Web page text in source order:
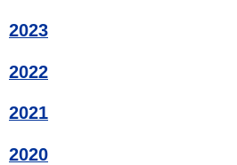
2023
2022
2021
2020